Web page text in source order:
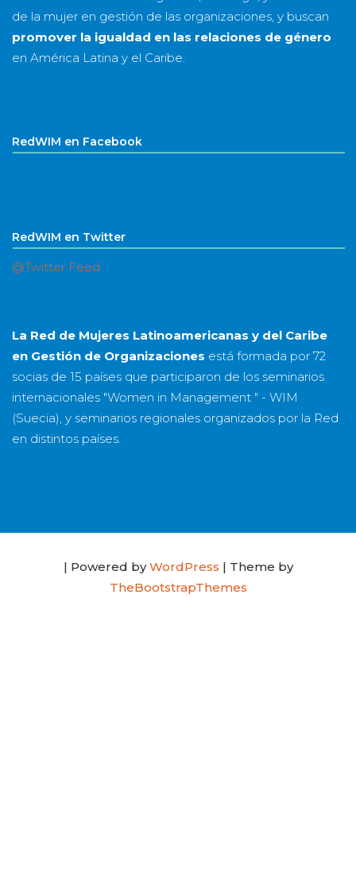
de la mujer en gestión de las organizaciones, y buscan
promover la igualdad en las relaciones de género
en América Latina y el Caribe.
RedWIM en Facebook
RedWIM en Twitter
@Twitter Feed
La Red de Mujeres Latinoamericanas y del Caribe
en Gestión de Organizaciones está formada por 72
socias de 15 países que participaron de los seminarios
internacionales "Women in Management " - WIM
(Suecia), y seminarios regionales organizados por la Red
en distintos países.
| Powered byWordPress | Theme by
TheBootstrapThemes